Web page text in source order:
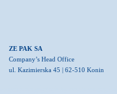
ZE PAK SA
Company’s Head Office
ul. Kazimierska 45 | 62-510 Konin